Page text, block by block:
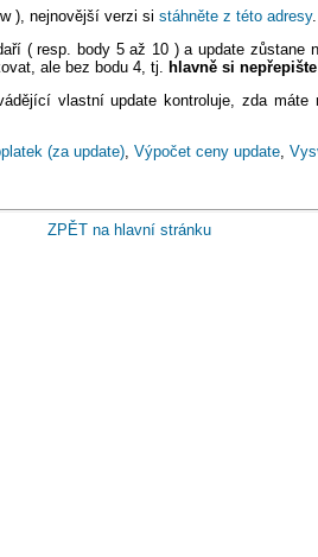
), nejnovější verzi si stáhněte z této adresy
( resp. body 5 až 10 ) a update zůstane
ale bez bodu 4, tj.
hlavně si
vlastní update kontroluje, zda
(za update) Výpočet ceny update
ZPĚT na hlavní stránku